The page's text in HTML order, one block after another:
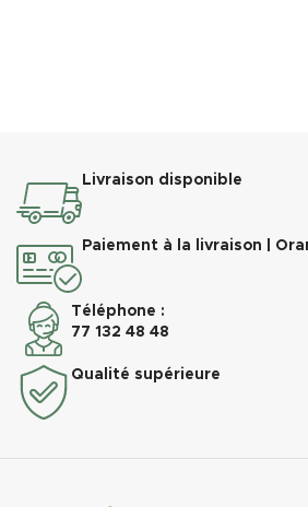
Livraison disponible
Paiement à la livraison |
Téléphone :
77 132 48 48
Qualité supérieure